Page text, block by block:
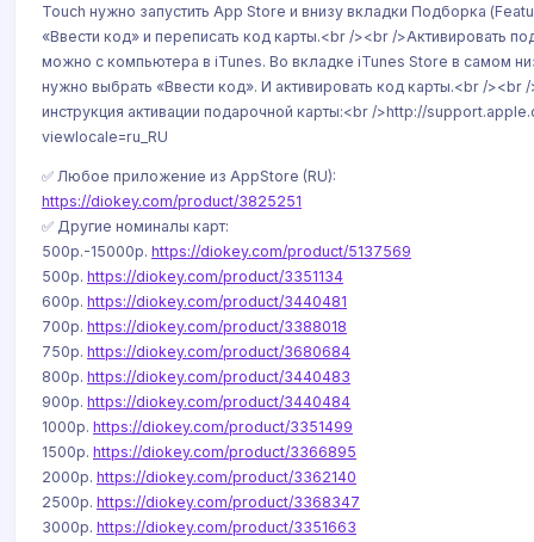
Touch нужно запустить App Store и внизу вкладки Подборка
«Ввести код» и переписать код карты.<br /><br />Активировать
можно с компьютера в iTunes. Во вкладке iTunes Store в самом
нужно выбрать «Ввести код». И активировать код карты.<br /><br
инструкция активации подарочной карты:<br />http://
viewlocale=ru_RU
✅ Любое приложение из AppStore (RU):
https://diokey.com/product/3825251
✅ Другие номиналы карт:
500р.-15000р. https://diokey.com/product/5137569
500р. https://diokey.com/product/3351134
600р. https://diokey.com/product/3440481
700р. https://diokey.com/product/3388018
750р. https://diokey.com/product/3680684
800р. https://diokey.com/product/3440483
900р. https://diokey.com/product/3440484
1000р. https://diokey.com/product/3351499
1500р. https://diokey.com/product/3366895
2000р. https://diokey.com/product/3362140
2500р. https://diokey.com/product/3368347
3000р. https://diokey.com/product/3351663